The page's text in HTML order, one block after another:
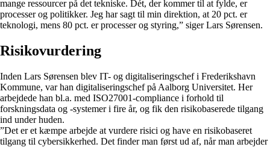
mange ressourcer på det tekniske. Dét, der kommer til at fylde, er
processer og politikker. Jeg har sagt til min direktion, at 20 pct. er
teknologi, mens 80 pct. er processer og styring,” siger Lars Sørensen.
Risikovurdering
Inden Lars Sørensen blev IT- og digitaliseringschef i Frederikshavn
Kommune, var han digitaliseringschef på Aalborg Universitet. Her
arbejdede han bl.a. med ISO27001-compliance i forhold til
forskningsdata og -systemer i fire år, og fik den risikobaserede tilgang
ind under huden.
”Det er et kæmpe arbejde at vurdere risici og have en risikobaseret
tilgang til cybersikkerhed. Det finder man først ud af, når man arbejder